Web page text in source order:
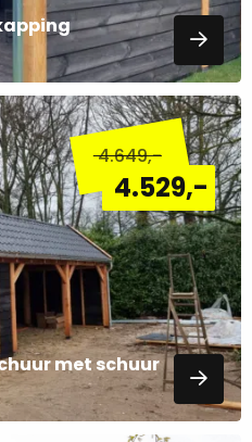
4.649,-
4.529,-
met schuur